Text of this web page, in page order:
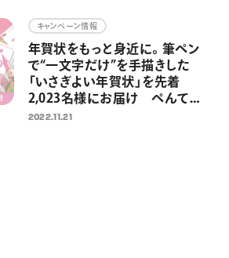
キャンペーン情報
年賀状をもっと身近に。筆ペン
で“一文字だけ”を手描きした
「いさぎよい年賀状」を先着
2,023名様にお届け ぺんてる
に年賀状を送ると筆ペンが当た
2022.11.21